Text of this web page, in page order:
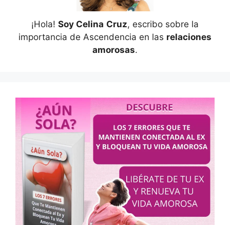
¡Hola! Soy Celina Cruz, escribo sobre la
importancia de Ascendencia en las relaciones
amorosas.